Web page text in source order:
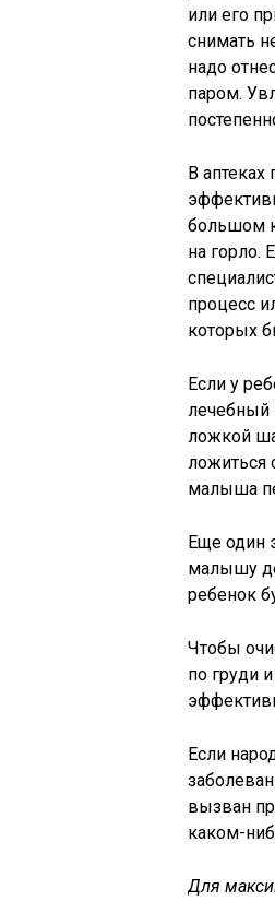
или его
снимать
надо
паром.
В аптеках
большом
на горло.
процесс
которых
Если у
лечебный
ложкой
ложиться
малыша
Еще один
малышу
ребенок
Чтобы
по груди
Если
вызван
каком-
Для